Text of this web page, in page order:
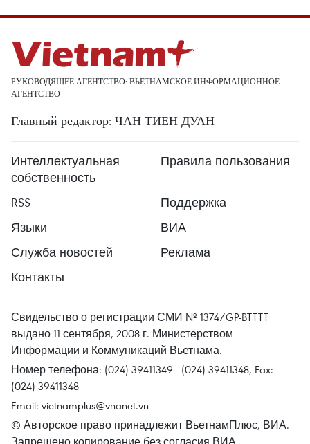
РУКОВОДЯЩЕЕ АГЕНТСТВО: ВЬЕТНАМСКОЕ ИНФОРМАЦИОННОЕ
АГЕНТСТВО
Главный редактор: ЧАН ТИЕН ДУАН
Интеллектуальная
собственность
Правила пользования
RSS
Поддержка
Языки
ВИА
Служба новостей
Реклама
Контакты
Свидельство о регистрации СМИ № 1374/GP-BTTTT
выдано 11 сентября, 2008 г. Министерством
Информации и Коммуникаций Вьетнама.
Номер телефона: (024) 39411349 - (024) 39411348, Fax:
(024) 39411348
Email: vietnamplus@vnanet.vn
© Авторское право принадлежит ВьетнамПлюс, ВИА.